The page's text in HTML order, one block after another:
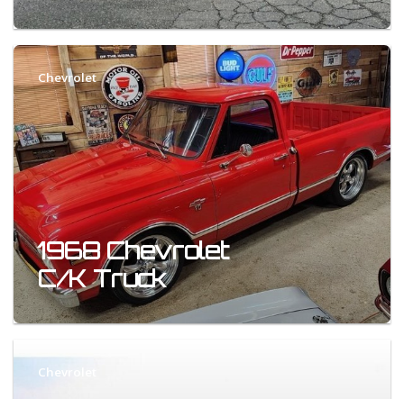
Chevrolet
1968 Chevrolet
C/K Truck
Chevrolet